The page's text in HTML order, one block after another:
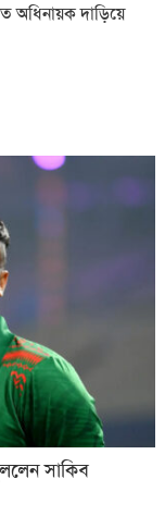
অধিনায়ক দাড়িয়ে
সাকিব